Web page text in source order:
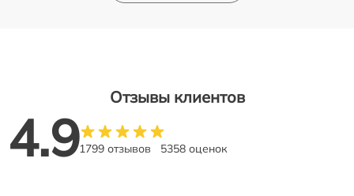
Отзывы клиентов
4.91799 отзывов 5358 оценок